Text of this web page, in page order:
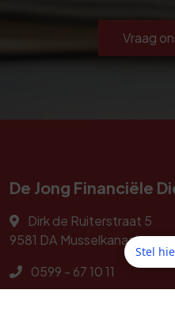
Vraag
De Jong Financiële
Dirk de Ruiterstraat 5
9581 DA Musselkanaal
0599 - 67 10 11
Stel